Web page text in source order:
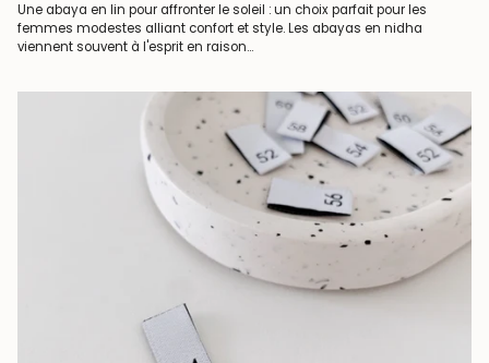
Une abaya en lin pour affronter le soleil : un choix parfait pour les
femmes modestes alliant confort et style. Les abayas en nidha
viennent souvent à l'esprit en raison...